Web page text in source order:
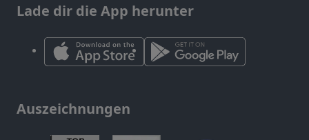
Lade dir die App herunter
Auszeichnungen